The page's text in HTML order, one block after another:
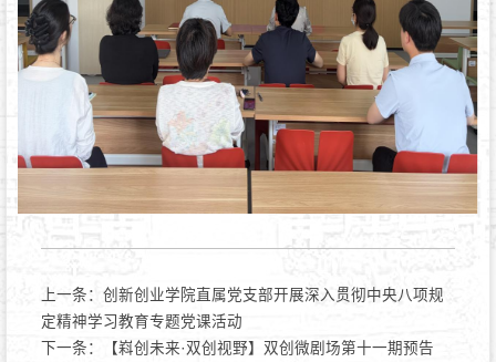
上一条： 创新创业学院直属党支部开展深入贯彻中央八项规
定精神学习教育专题党课活动
下一条：
【嵙创未来·双创视野】双创微剧场第十一期预告